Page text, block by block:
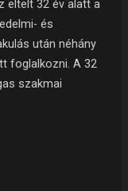
eltelt 32 év alatt a
és
után néhány
foglalkozni. A 32
szakmai